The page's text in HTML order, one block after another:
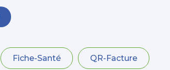
Fiche-Santé QR-Facture